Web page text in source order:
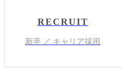
RECRUIT
新卒 ／ キャリア採用